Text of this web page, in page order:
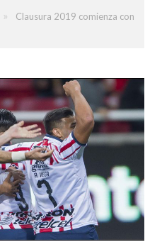
»
Clausura 2019 comienza con